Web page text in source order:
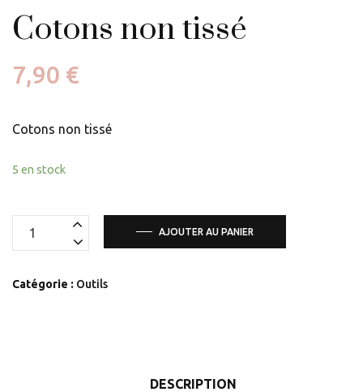
Cotons non tissé
7,90 €
Cotons non tissé
5 en stock
quantité
non
AJOUTER AU PANIER
Catégorie : Outils
DESCRIPTION